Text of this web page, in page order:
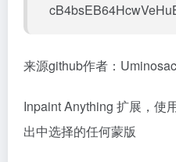
来源github作者：
Inpaint Anything 扩展，使
出中选择的任何蒙版